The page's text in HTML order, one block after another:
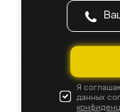
Я
данных